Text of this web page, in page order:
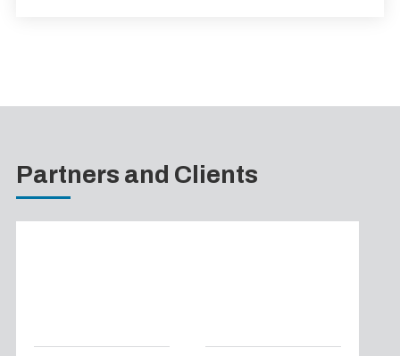
Partners and Clients